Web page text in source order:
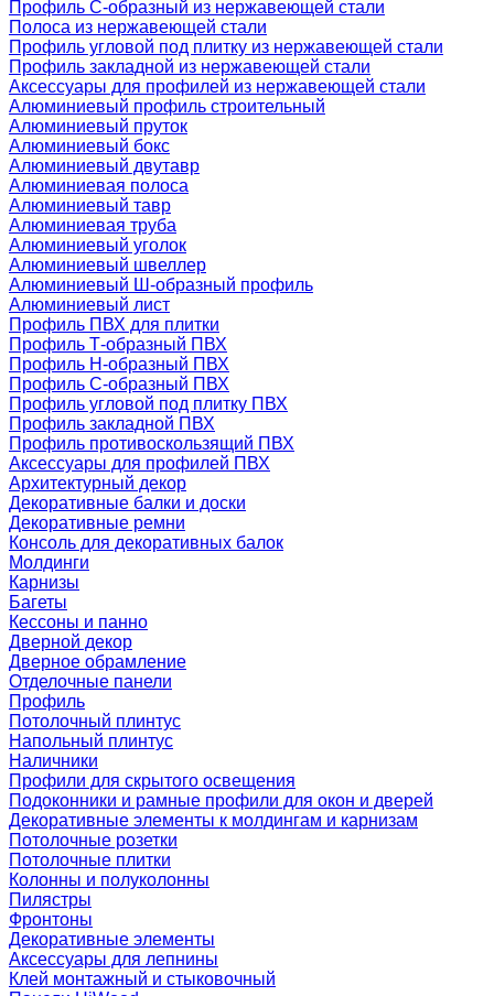
Профиль C-образный из нержавеющей стали
Полоса из нержавеющей стали
Профиль угловой под плитку из нержавеющей стали
Профиль закладной из нержавеющей стали
Аксессуары для профилей из нержавеющей стали
Алюминиевый профиль строительный
Алюминиевый пруток
Алюминиевый бокс
Алюминиевый двутавр
Алюминиевая полоса
Алюминиевый тавр
Алюминиевая труба
Алюминиевый уголок
Алюминиевый швеллер
Алюминиевый Ш-образный профиль
Алюминиевый лист
Профиль ПВХ для плитки
Профиль Т-образный ПВХ
Профиль H-образный ПВХ
Профиль C-образный ПВХ
Профиль угловой под плитку ПВХ
Профиль закладной ПВХ
Профиль противоскользящий ПВХ
Аксессуары для профилей ПВХ
Архитектурный декор
Декоративные балки и доски
Декоративные ремни
Консоль для декоративных балок
Молдинги
Карнизы
Багеты
Кессоны и панно
Дверной декор
Дверное обрамление
Отделочные панели
Профиль
Потолочный плинтус
Напольный плинтус
Наличники
Профили для скрытого освещения
Подоконники и рамные профили для окон и дверей
Декоративные элементы к молдингам и карнизам
Потолочные розетки
Потолочные плитки
Колонны и полуколонны
Пилястры
Фронтоны
Декоративные элементы
Аксессуары для лепнины
Клей монтажный и стыковочный